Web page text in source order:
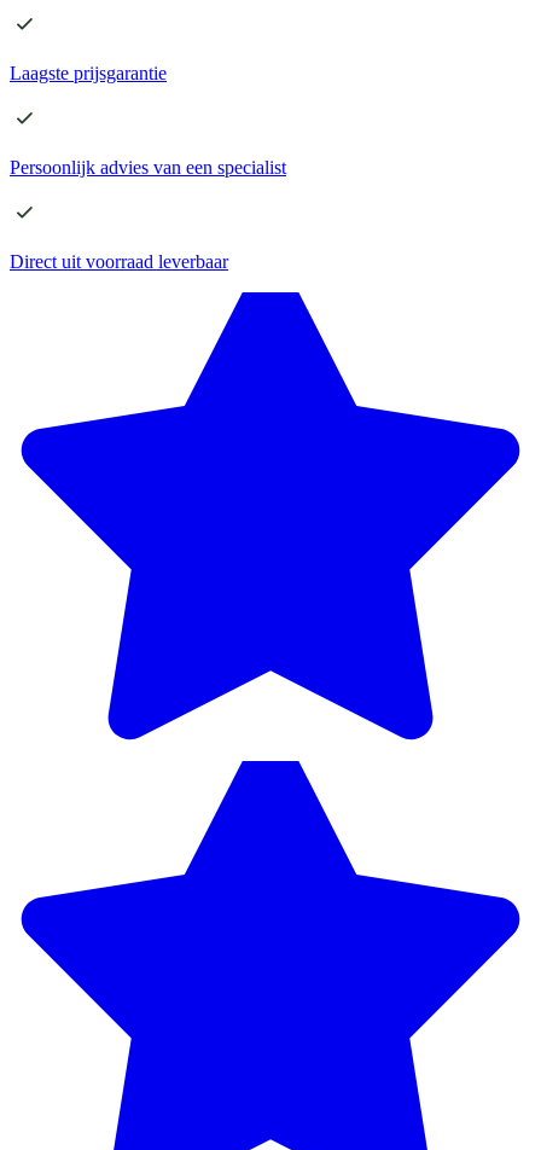
Laagste prijsgarantie
Persoonlijk advies van een specialist
Direct uit voorraad leverbaar